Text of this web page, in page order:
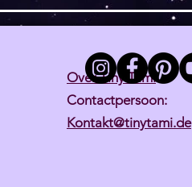
Over Tiny Tami
Contactpersoon:
Kontakt@tinytami.de